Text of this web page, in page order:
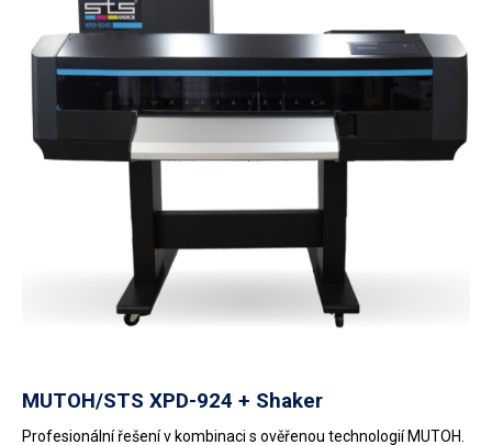
MUTOH/STS XPD-924 + Shaker
Profesionální řešení v kombinaci s ověřenou technologií MUTOH.